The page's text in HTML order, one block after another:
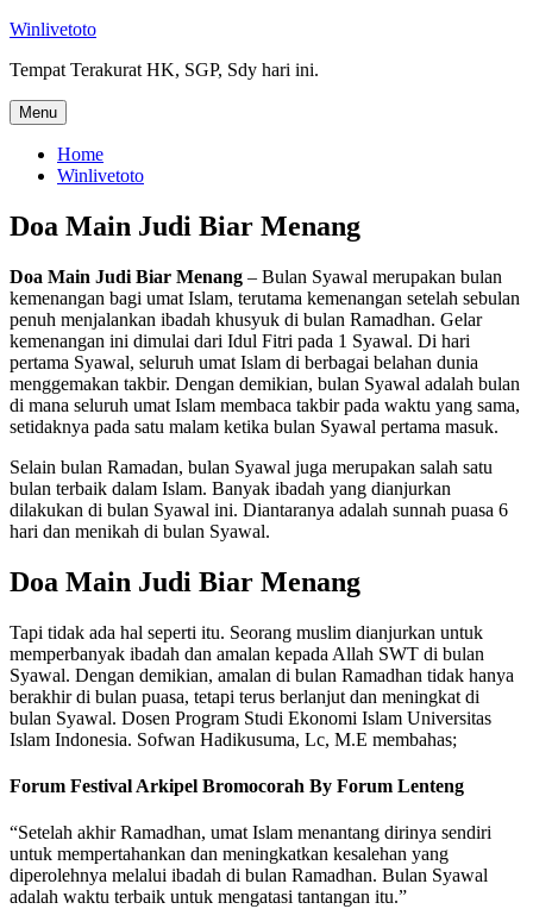
Skip
content
Winlivetoto
Tempat Terakurat HK, SGP, Sdy hari ini.
Menu
Home
Winlivetoto
Doa Main Judi Biar Menang
Doa Main Judi Biar Menang – Bulan Syawal merupakan bulan
kemenangan bagi umat Islam, terutama kemenangan setelah sebulan
penuh menjalankan ibadah khusyuk di bulan Ramadhan. Gelar
kemenangan ini dimulai dari Idul Fitri pada 1 Syawal. Di hari
pertama Syawal, seluruh umat Islam di berbagai belahan dunia
menggemakan takbir. Dengan demikian, bulan Syawal adalah bulan
di mana seluruh umat Islam membaca takbir pada waktu yang sama,
setidaknya pada satu malam ketika bulan Syawal pertama masuk.
Selain bulan Ramadan, bulan Syawal juga merupakan salah satu
bulan terbaik dalam Islam. Banyak ibadah yang dianjurkan
dilakukan di bulan Syawal ini. Diantaranya adalah sunnah puasa 6
hari dan menikah di bulan Syawal.
Doa Main Judi Biar Menang
Tapi tidak ada hal seperti itu. Seorang muslim dianjurkan untuk
memperbanyak ibadah dan amalan kepada Allah SWT di bulan
Syawal. Dengan demikian, amalan di bulan Ramadhan tidak hanya
berakhir di bulan puasa, tetapi terus berlanjut dan meningkat di
bulan Syawal. Dosen Program Studi Ekonomi Islam Universitas
Islam Indonesia. Sofwan Hadikusuma, Lc, M.E membahas;
Forum Festival Arkipel Bromocorah By Forum Lenteng
“Setelah akhir Ramadhan, umat Islam menantang dirinya sendiri
untuk mempertahankan dan meningkatkan kesalehan yang
diperolehnya melalui ibadah di bulan Ramadhan. Bulan Syawal
adalah waktu terbaik untuk mengatasi tantangan itu.”